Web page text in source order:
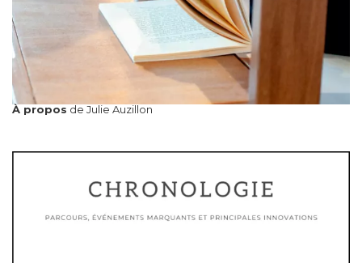
À propos de Julie Auzillon